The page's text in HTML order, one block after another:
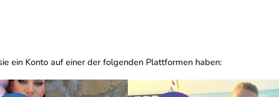
ein Konto auf einer der folgenden Plattformen haben: